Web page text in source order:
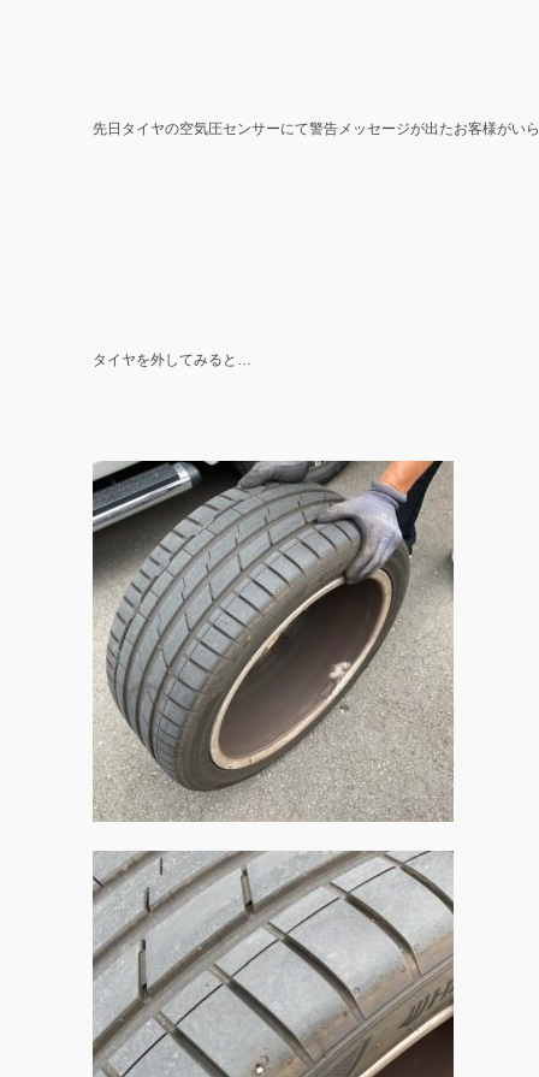
先日タイヤの空気圧センサーにて警告メッセージが出たお客様がいら
タイヤを外してみると…